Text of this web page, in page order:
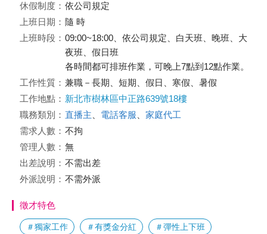
休假制度： 依公司規定
上班日期： 隨 時
上班時段： 09:00~18:00、依公司規定、白天班、晚班、大
夜班、假日班
各時間都可排班作業，可晚上7點到12點作業。
工作性質： 兼職－長期、短期、假日、寒假、暑假
工作地點： 新北市樹林區中正路639號18樓
職務類別： 直播主 電話客服
家庭代工
需求人數： 不拘
管理人數： 無
出差說明： 不需出差
外派說明： 不需外派
徵才特色
＃獨家工作 ＃有獎金分紅 ＃彈性上下班